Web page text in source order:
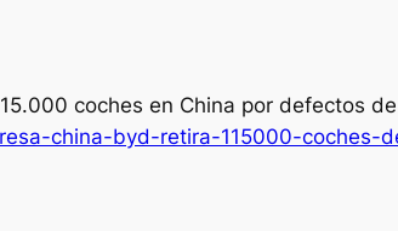
coches en China por defectos
china-byd-retira-115000-coches-